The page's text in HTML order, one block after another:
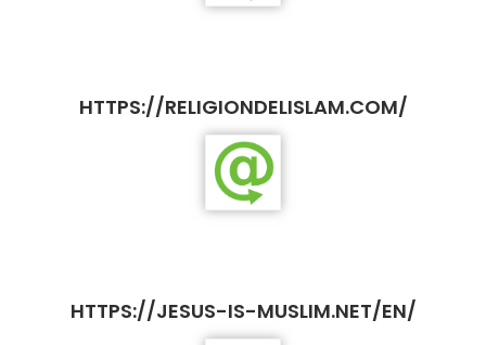
HTTPS://RELIGIONDELISLAM.COM/
HTTPS://JESUS-IS-MUSLIM.NET/EN/